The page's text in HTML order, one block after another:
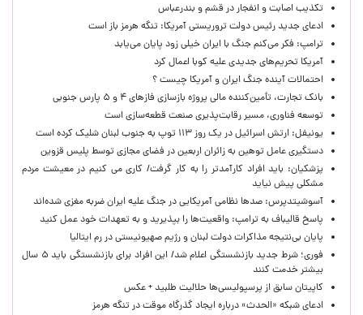
تکذیب اصابت و انفجار در قشم و بندرعباس
ادعای جدید رئیس دولت تروریستی آمریکا: تنگه هرمز باز است
ترامپ: فکر می‌کنم جنگ با ایران خیلی زود پایان می‌یابد
آمریکا تحریم‌های جدیدی علیه کوبا اعمال کرد
احتمالات آینده جنگ ایران و آمریکا چیست ؟
بانک تجارت، تأمین‌کننده مالی پروژه بازسازی فازهای ۴ و ۵ پارس جنوبی
توسعه فناوری، مسیر رقابت‌پذیری صنعت قطعه‌سازی است
یونیفل: ارتش اسرائیل در یک روز ۱۱۳ توپ به جنوب لبنان شلیک کرده است
دستگیری عامل توهین به زائران اربعین در فضای مجازی توسط پلیس قزوین
پزشکیان: باید افراد کارآمدتر را به کار گرفت/ کاری می کنیم در معیشت مردم
مشکلی پیش نیاید
آسوشیتدپرس: صدها نظامی آمریکایی در جنگ علیه ایران ضربه مغزی شده‌اند
پاسخ قالیباف به ترامپ: واقعیت‌ها را بپذیرید و به تعهدات خود عمل کنید
پایان بی‌نتیجه مذاکرات دولت لبنان و رژیم صهیونیستی در رم ایتالیا
فوری؛ شرط جدید بازنشستگی اعلام شد/ این افراد برای بازنشستگی باید ۵ سال
بیشتر خدمت کنند
کاپیتان سابق از پرسپولیسی‌ها حلالیت طلبید + عکس
ادعای شبکه «الحدث» درباره ایجاد گذرگاه موقت در تنگه هرمز